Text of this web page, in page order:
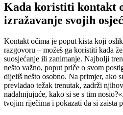
Kada koristiti kontakt
izražavanje svojih
Kontakt očima je poput kista koji
razgovoru – možeš ga koristiti kada
suosjećanje ili zanimanje. Najbolji
nešto važno, poput priče o svom
dijeliš nešto osobno. Na primjer, ako
prevladao težak trenutak, zadrži
nadahnjujuće, kako si se s tim
tvojim riječima i pokazati da si zaista